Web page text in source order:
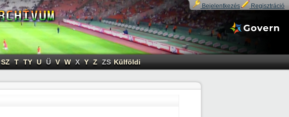
Bejelentkezés Regisztráció
SZ T TY U Ü V W X Y Z ZS Külföldi